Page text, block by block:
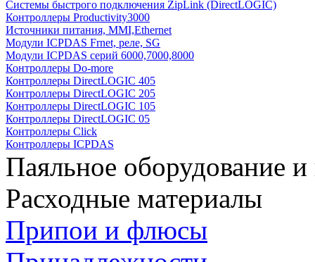
Системы быстрого подключения ZipLink (DirectLOGIC)
Контроллеры Productivity3000
Источники питания, MMI,Ethernet
Модули ICPDAS Frnet, реле, SG
Модули ICPDAS серий 6000,7000,8000
Контроллеры Do-more
Контроллеры DirectLOGIC 405
Контроллеры DirectLOGIC 205
Контроллеры DirectLOGIC 105
Контроллеры DirectLOGIC 05
Контроллеры Click
Контроллеры ICPDAS
Паяльное оборудование
Расходные материалы
Припои и флюсы